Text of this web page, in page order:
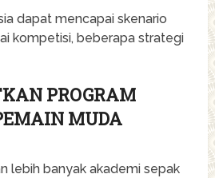
dapat mencapai skenario
kompetisi, beberapa strategi
PROGRAM
MUDA
lebih banyak akademi sepak